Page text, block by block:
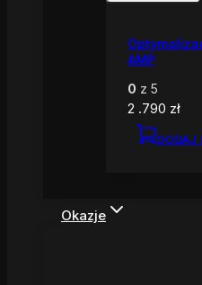
AMP
0 z 5
2 .790 zł
DODAJ
Okazje